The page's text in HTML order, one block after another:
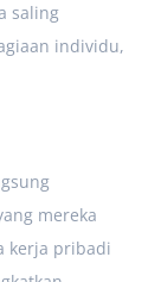
saling
individu,
mereka
kerja pribadi